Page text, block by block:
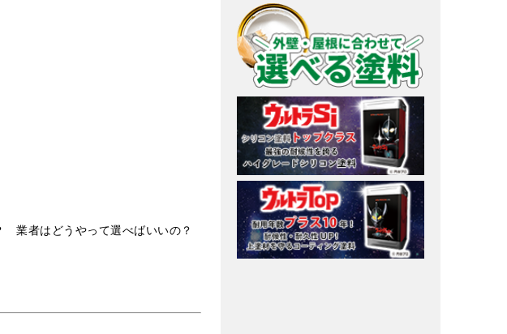
業者はどうやって選べばいいの？